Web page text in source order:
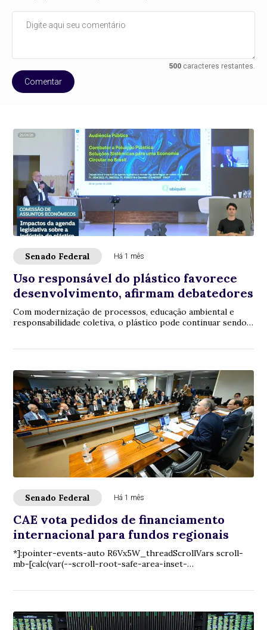
500caracteres restantes.
Comentar
Senado Federal Há 1 mês
Uso responsável do plástico favorece
desenvolvimento, afirmam debatedores
Com modernização de processos, educação ambiental e
responsabilidade coletiva, o plástico pode continuar sendo
Senado Federal Há 1 mês
CAE vota pedidos de financiamento
internacional para fundos regionais
*]:pointer-events-auto R6Vx5W_threadScrollVars scroll-
mb-[calc(var(--scroll-root-safe-area-inset-